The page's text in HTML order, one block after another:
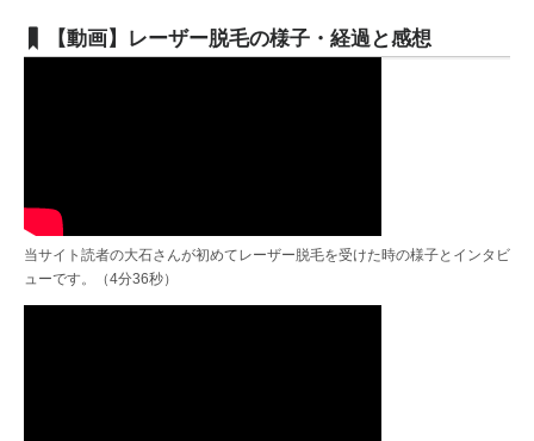
【動画】レーザー脱毛の様子・経過と感想
当サイト読者の大石さんが初めてレーザー脱毛を受けた時の様子とインタビ
ューです。（4分36秒）